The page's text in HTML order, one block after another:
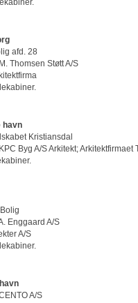
afd. 28
Thomsen Støtt A/S
havn
Kristiansdal
Byg A/S Arkitekt; Arkitektfirmaet
Enggaard A/S
A/S
A/S